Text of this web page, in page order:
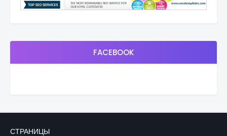
FACEBOOK
СТРАНИЦЫ